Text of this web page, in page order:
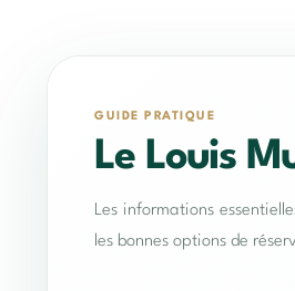
GUIDE PRATIQUE
Le Louis
Les informations
les bonnes options de